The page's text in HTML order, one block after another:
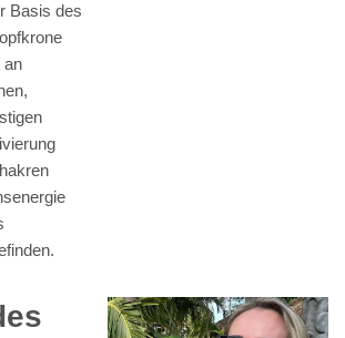
Basis des
an